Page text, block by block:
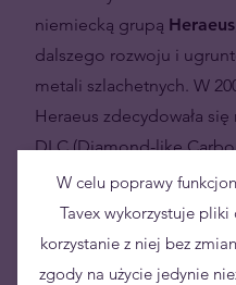
niemiecką grupą Heraeus
dalszego rozwoju i
metali szlachetnych. W
Heraeus zdecydowała
DLC (Diamond-like
stworzenie jeszcze
technologicznie
niektóre z cennych
ultrawysoka twardość,
W celu poprawy
Tavex wykorzystuje
korzystanie z niej bez
zgody na użycie jedynie